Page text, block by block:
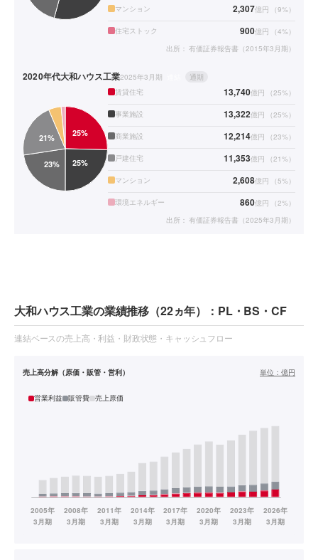
マンション 2,307億円 （9%）
住宅ストック 900億円 （4%）
出所： 有価証券報告書（2015年3月期）
2020年代大和ハウス工業2025年3月期
通期
賃貸住宅
13,740億円 （25%）
事業施設 13,322億円 （25%）
商業施設 12,214億円 （23%）
戸建住宅 11,353億円 （21%）
マンション 2,608億円 （5%）
環境エネルギー 860億円 （2%）
出所： 有価証券報告書（2025年3月期）
大和ハウス工業の業績推移（22ヵ年）：PL・BS・CF
連結ベースの売上高・利益・財政状態・キャッシュフロー
売上高分解（原価・販管・営利） 単位： 億円
営業利益 販管費 売上原価